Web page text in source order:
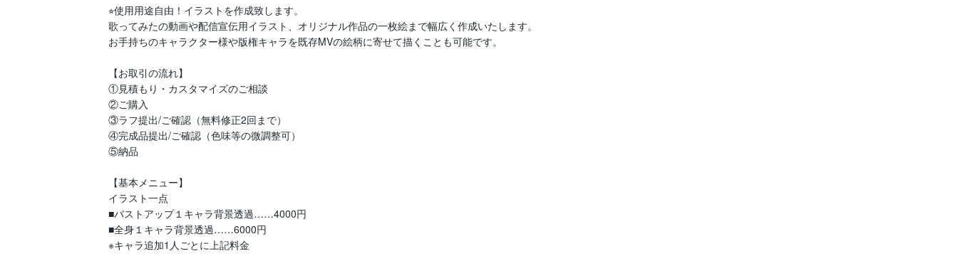
⭐︎使用用途自由！イラストを作成致します。
歌ってみたの動画や配信宣伝用イラスト、オリジナル作品の一枚絵まで幅広く作成いたします。
お手持ちのキャラクター様や版権キャラを既存MVの絵柄に寄せて描くことも可能です。
【お取引の流れ】
①見積もり・カスタマイズのご相談
②ご購入
③ラフ提出/ご確認（無料修正2回まで）
④完成品提出/ご確認（色味等の微調整可）
⑤納品
【基本メニュー】
イラスト一点
■バストアップ１キャラ背景透過……4000円
■全身１キャラ背景透過……6000円
※キャラ追加1人ごとに上記料金